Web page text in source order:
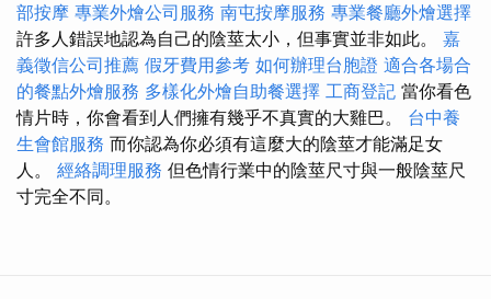
部按摩 專業外燴公司服務 南屯按摩服務 專業餐廳外燴選擇
許多人錯誤地認為自己的陰莖太小，但事實並非如此。 嘉
義徵信公司推薦 假牙費用參考 如何辦理台胞證 適合各場合
的餐點外燴服務 多樣化外燴自助餐選擇 工商登記 當你看色
情片時，你會看到人們擁有幾乎不真實的大雞巴。 台中養
生會館服務 而你認為你必須有這麼大的陰莖才能滿足女
人。 經絡調理服務 但色情行業中的陰莖尺寸與一般陰莖尺
寸完全不同。